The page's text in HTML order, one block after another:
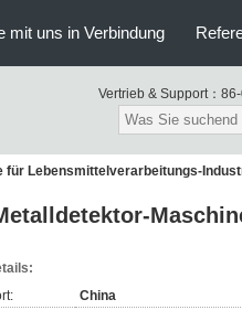
mit uns in Verbindung
Vertrieb & Support：
für Lebensmittelverarbeitungs-
China